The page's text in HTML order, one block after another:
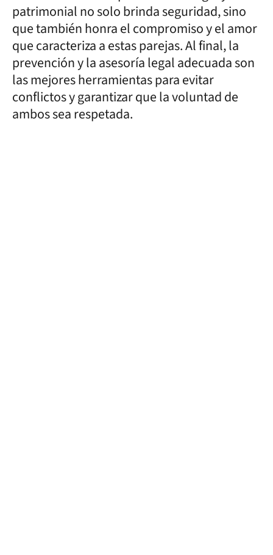
patrimonial no solo brinda seguridad, sino
que también honra el compromiso y el amor
que caracteriza a estas parejas. Al final, la
prevención y la asesoría legal adecuada son
las mejores herramientas para evitar
conflictos y garantizar que la voluntad de
ambos sea respetada.